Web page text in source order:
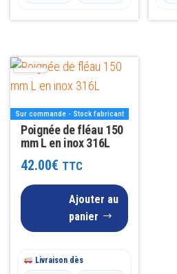
Sur commande - Stock fabricant
Poignée de fléau 150
mm L en inox 316L
42.00€ TTC
Ajouter au
panier
Livraison dès